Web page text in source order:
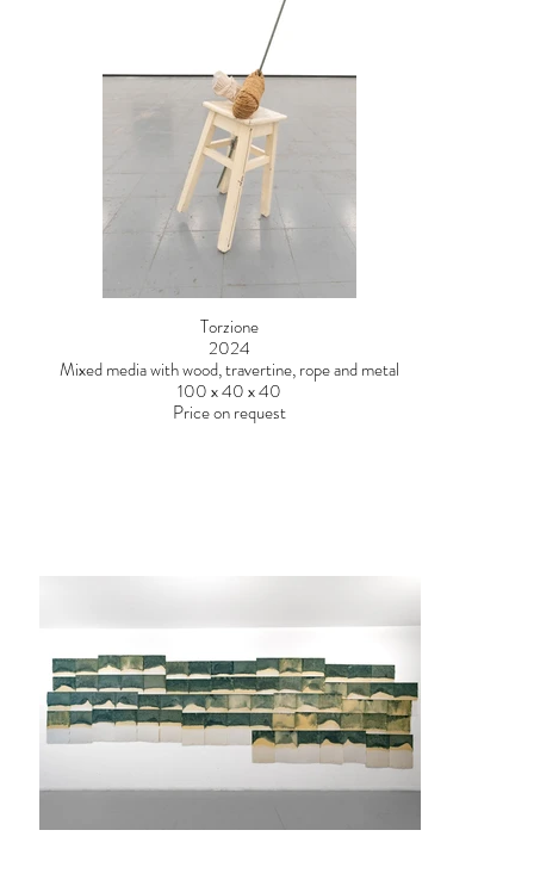
Torzione
2024
Mixed media with wood, travertine, rope and metal
100 x 40 x 40
Price on request